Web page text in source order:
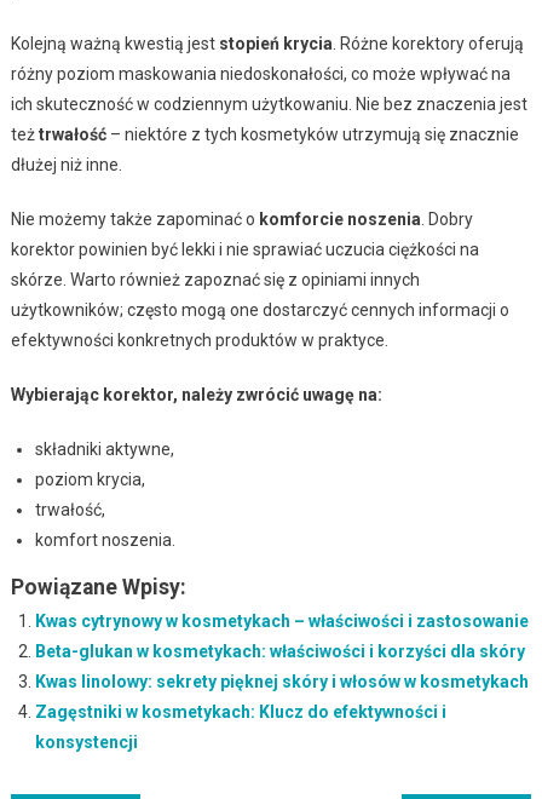
Kolejną ważną kwestią jest stopień krycia . Różne korektory oferują
różny poziom maskowania niedoskonałości, co może wpływać na
ich skuteczność w codziennym użytkowaniu. Nie bez znaczenia jest
teżtrwałość– niektóre z tych kosmetyków utrzymują się znacznie
dłużej niż inne.
Nie możemy także zapominać o komforcie noszenia . Dobry
korektor powinien być lekki i nie sprawiać uczucia ciężkości na
skórze. Warto również zapoznać się z opiniami innych
użytkowników; często mogą one dostarczyć cennych informacji o
efektywności konkretnych produktów w praktyce.
Wybierając korektor, należy zwrócić uwagę na:
składniki aktywne,
poziom krycia,
trwałość,
komfort noszenia.
Powiązane Wpisy:
Kwas cytrynowy w kosmetykach – właściwości i zastosowanie
Beta-glukan w kosmetykach: właściwości i korzyści dla skóry
Kwas linolowy: sekrety pięknej skóry i włosów w kosmetykach
Zagęstniki w kosmetykach: Klucz do efektywności i
konsystencji